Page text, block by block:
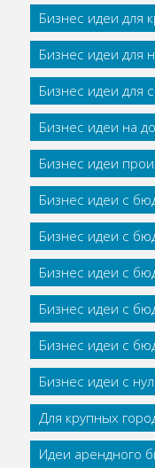
Бизнес идеи для
Бизнес идеи для
Бизнес идеи для
Бизнес идеи на
Бизнес идеи
Бизнес идеи с
Бизнес идеи с
Бизнес идеи с
Бизнес идеи с
Бизнес идеи с
Бизнес идеи с
Для крупных
Идеи арендного